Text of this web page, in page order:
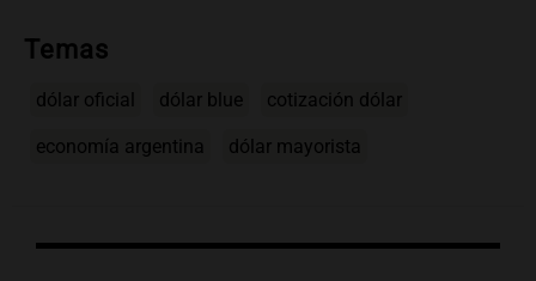
Temas
dólar oficial dólar blue cotización dólar
economía argentina dólar mayorista